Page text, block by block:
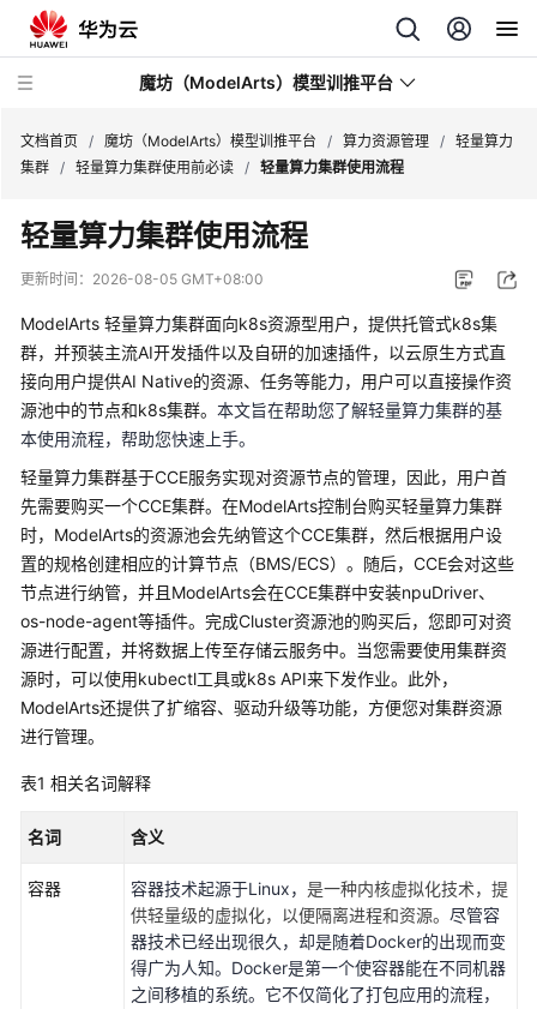
魔坊（ModelArts）模型训推平台
最
新
动
服
务
公
告
产
品
介
绍
计
费
说
明
速
门
数
文档首页 / 魔坊（ModelArts）模型训推平台 / 算力资源管理 / 轻量算力
集群 / 轻量算力集群使用前必读 / 轻量算力集群使用流程
轻量算力集群使用流程
更新时间： 2026-08-05 GMT+08:00
ModelArts 轻量算力集群面向k8s资源型用户，提供托管式k8s集
群，并预装主流AI开发插件以及自研的加速插件，以云原生方式直
接向用户提供AI Native的资源、任务等能力，用户可以直接操作资
源池中的节点和k8s集群。 本文旨在帮助您了解轻量算力集群的基
本使用流程，帮助您快速上手。
轻量算力集群基于CCE服务实现对资源节点的管理，因此，用户首
先需要购买一个CCE集群。在ModelArts控制台购买轻量算力集群
时，ModelArts的资源池会先纳管这个CCE集群，然后根据用户设
置的规格创建相应的计算节点（BMS/ECS）。随后，CCE会对这些
节点进行纳管，并且ModelArts会在CCE集群中安装npuDriver、
os-node-agent等插件。完成Cluster资源池的购买后，您即可对资
源进行配置，并将数据上传至存储云服务中。当您需要使用集群资
源时，可以使用kubectl工具或k8s API来下发作业。此外，
ModelArts还提供了扩缩容、驱动升级等功能，方便您对集群资源
进行管理。
表1 相关名词解释
名词 含义
容器 容器技术起源于Linux， 是一种内核虚拟化技术，提
供轻量级的虚拟化，以便隔离进程和资源。 尽管容
器技术已经出现很久，却是随着Docker的出现而变
得广为人知。Docker是第一个使容器能在不同机器
之间移植的系统。它不仅简化了打包应用的流程，